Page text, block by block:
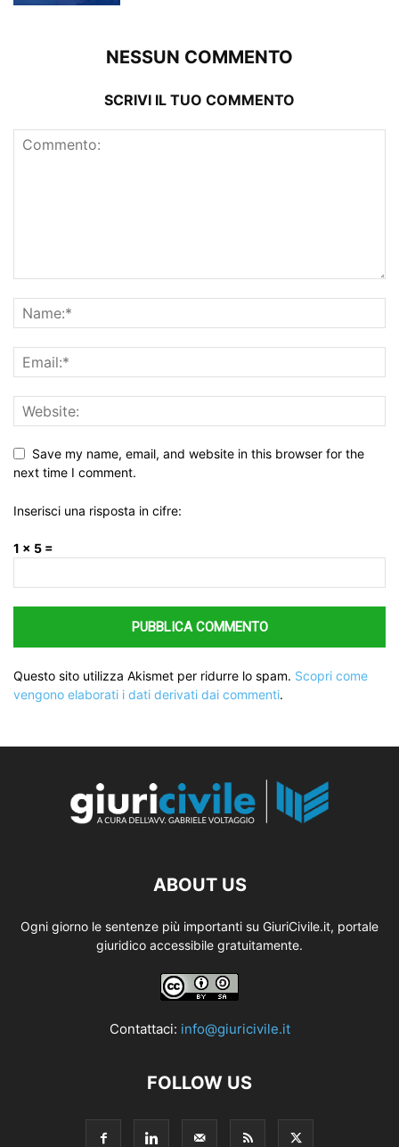
NESSUN COMMENTO
SCRIVI IL TUO COMMENTO
Save my name, email, and website in this browser for the
next time I comment.
Inserisci una risposta in cifre:
1 × 5 =
Questo sito utilizza Akismet per ridurre lo spam. Scopri come
vengono elaborati i dati derivati dai commenti.
ABOUT US
Ogni giorno le sentenze più importanti su GiuriCivile.it, portale
giuridico accessibile gratuitamente.
Contattaci: info@giuricivile.it
FOLLOW US